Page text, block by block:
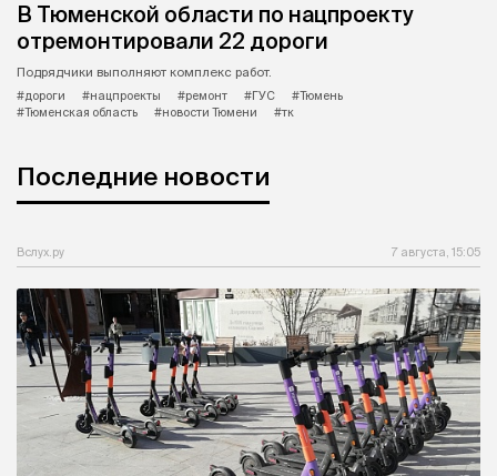
В Тюменской области по нацпроекту
отремонтировали 22 дороги
Подрядчики выполняют комплекс работ.
#дороги
#нацпроекты #ремонт #ГУС
#Тюмень
#Тюменская область
#новости Тюмени #тк
Последние новости
Вслух.ру 7 августа, 15:05